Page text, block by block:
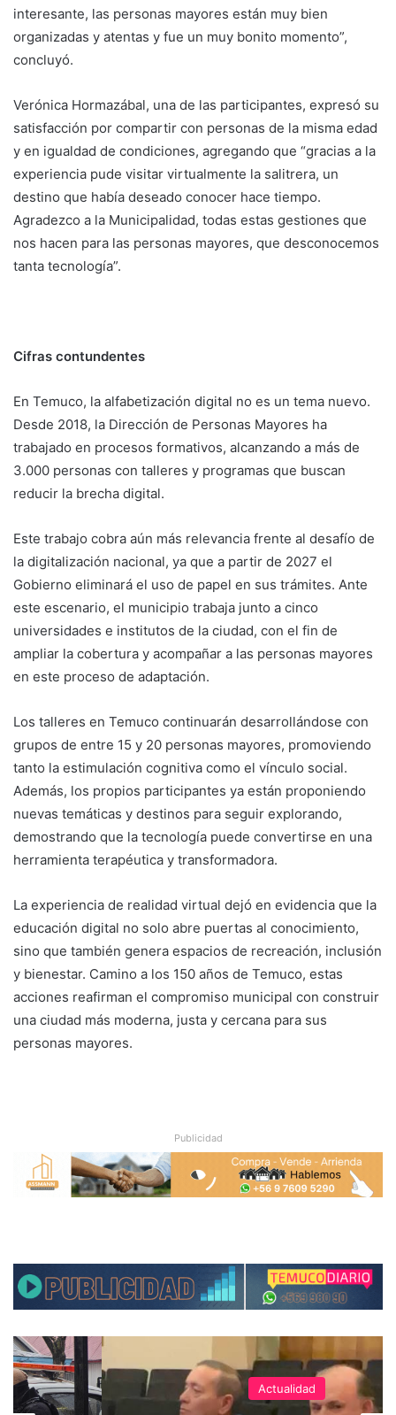
interesante, las personas mayores están muy bien
organizadas y atentas y fue un muy bonito momento”,
concluyó.
Verónica Hormazábal, una de las participantes, expresó su
satisfacción por compartir con personas de la misma edad
y en igualdad de condiciones, agregando que “gracias a la
experiencia pude visitar virtualmente la salitrera, un
destino que había deseado conocer hace tiempo.
Agradezco a la Municipalidad, todas estas gestiones que
nos hacen para las personas mayores, que desconocemos
tanta tecnología”.
Cifras contundentes
En Temuco, la alfabetización digital no es un tema nuevo.
Desde 2018, la Dirección de Personas Mayores ha
trabajado en procesos formativos, alcanzando a más de
3.000 personas con talleres y programas que buscan
reducir la brecha digital.
Este trabajo cobra aún más relevancia frente al desafío de
la digitalización nacional, ya que a partir de 2027 el
Gobierno eliminará el uso de papel en sus trámites. Ante
este escenario, el municipio trabaja junto a cinco
universidades e institutos de la ciudad, con el fin de
ampliar la cobertura y acompañar a las personas mayores
en este proceso de adaptación.
Los talleres en Temuco continuarán desarrollándose con
grupos de entre 15 y 20 personas mayores, promoviendo
tanto la estimulación cognitiva como el vínculo social.
Además, los propios participantes ya están proponiendo
nuevas temáticas y destinos para seguir explorando,
demostrando que la tecnología puede convertirse en una
herramienta terapéutica y transformadora.
La experiencia de realidad virtual dejó en evidencia que la
educación digital no solo abre puertas al conocimiento,
sino que también genera espacios de recreación, inclusión
y bienestar. Camino a los 150 años de Temuco, estas
acciones reafirman el compromiso municipal con construir
una ciudad más moderna, justa y cercana para sus
personas mayores.
Publicidad
Actualidad